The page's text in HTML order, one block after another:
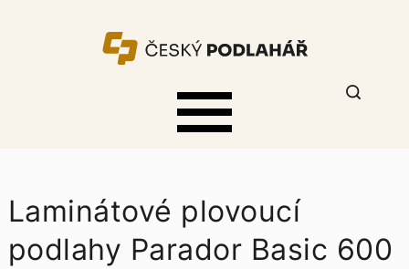
Laminátové plovoucí
podlahy Parador Basic 600